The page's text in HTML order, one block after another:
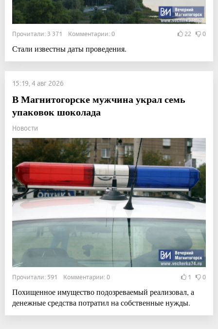
Прочитали: 3 371 Комментарии: 0 22 0
Стали известны даты проведения.
15:19, 4 авг 2026
В Магнитогорске мужчина украл семь
упаковок шоколада
Новости
Прочитали: 591 Комментарии: 0 1 0
Похищенное имущество подозреваемый реализовал, а
денежные средства потратил на собственные нужды.